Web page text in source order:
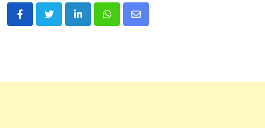
LinkedInWhatsappShare